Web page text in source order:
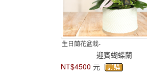
生日蘭花盆栽-
迎賓蝴蝶蘭
NT$4500 元